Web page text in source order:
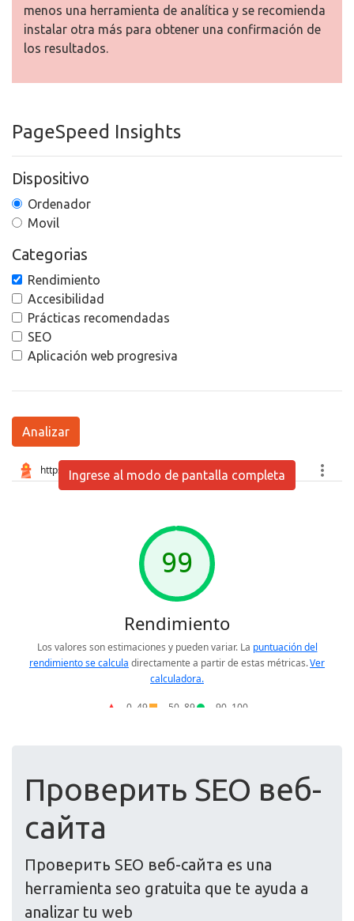
menos una herramienta de analítica y se recomienda
instalar otra más para obtener una confirmación de
los resultados.
PageSpeed Insights
Dispositivo
Ordenador
Movil
Categorias
Rendimiento
Accesibilidad
Prácticas recomendadas
SEO
Aplicación web progresiva
Analizar
Ingrese al modo de pantalla completa
Проверить SEO веб-
сайта
Проверить SEO веб-сайта es una
herramienta seo gratuita que te ayuda a
analizar tu web